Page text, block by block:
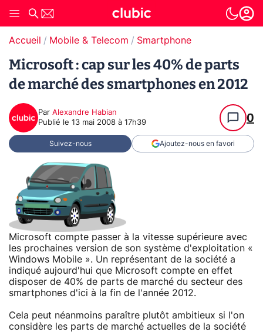
Accueil Mobile & Telecom Smartphone
Microsoft : cap sur les 40% de parts
de marché des smartphones en 2012
Par Alexandre Habian
Publié le 13 mai 2008 à 17h39 0
Suivez-nous Ajoutez-nous en favori
Microsoft compte passer à la vitesse supérieure avec
les prochaines version de son système d'exploitation «
Windows Mobile ». Un représentant de la société a
indiqué aujourd'hui que Microsoft compte en effet
disposer de 40% de parts de marché du secteur des
smartphones d'ici à la fin de l'année 2012.
Cela peut néanmoins paraître plutôt ambitieux si l'on
considère les parts de marché actuelles de la société